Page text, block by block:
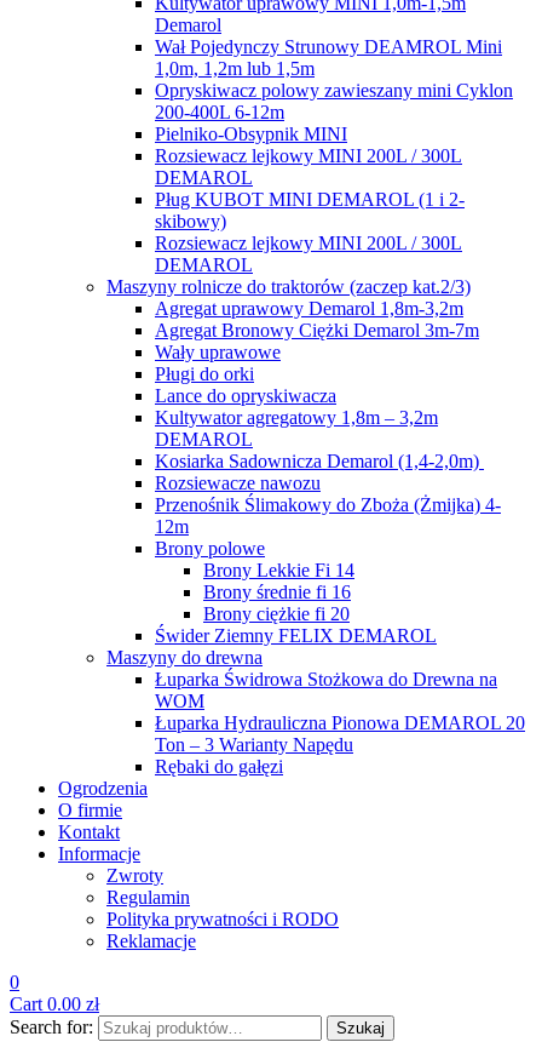
Demarol
Wał Pojedynczy Strunowy DEAMROL Mini
1,0m, 1,2m lub 1,5m
Opryskiwacz polowy zawieszany mini Cyklon
200-400L 6-12m
Pielniko-Obsypnik MINI
Rozsiewacz lejkowy MINI 200L / 300L
DEMAROL
Pług KUBOT MINI DEMAROL (1 i 2-
skibowy)
Rozsiewacz lejkowy MINI 200L / 300L
DEMAROL
Maszyny rolnicze do traktorów (zaczep kat.2/3)
Agregat uprawowy Demarol 1,8m-3,2m
Agregat Bronowy Ciężki Demarol 3m-7m
Wały uprawowe
Pługi do orki
Lance do opryskiwacza
Kultywator agregatowy 1,8m – 3,2m
DEMAROL
Kosiarka Sadownicza Demarol (1,4-2,0m)
Rozsiewacze nawozu
Przenośnik Ślimakowy do Zboża (Żmijka) 4-
12m
Brony polowe
Brony Lekkie Fi 14
Brony średnie fi 16
Brony ciężkie fi 20
Świder Ziemny FELIX DEMAROL
Maszyny do drewna
Łuparka Świdrowa Stożkowa do Drewna na
WOM
Łuparka Hydrauliczna Pionowa DEMAROL 20
Ton – 3 Warianty Napędu
Rębaki do gałęzi
Ogrodzenia
O firmie
Kontakt
Informacje
Zwroty
Regulamin
Polityka prywatności i RODO
Reklamacje
0
Cart 0.00 zł
Search for:
Szukaj